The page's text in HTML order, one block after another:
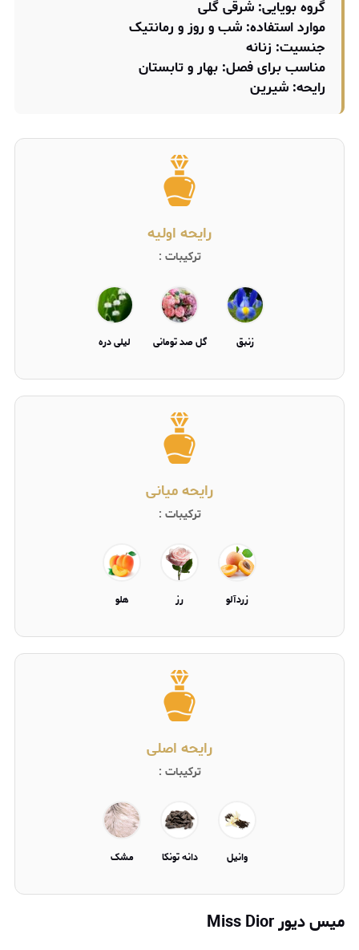
گروه بویایی: شرقی گلی
موارد استفاده: شب و روز و رمانتیک
جنسیت: زنانه
مناسب برای فصل: بهار و تابستان
رایحه: شیرین
رایحه اولیه
ترکیبات :
زنبق گل صد تومانی لیلی دره
رایحه میانی
ترکیبات :
زردآلو رز هلو
رایحه اصلی
ترکیبات :
وانیل دانه تونکا مشک
میس دیور Miss Dior